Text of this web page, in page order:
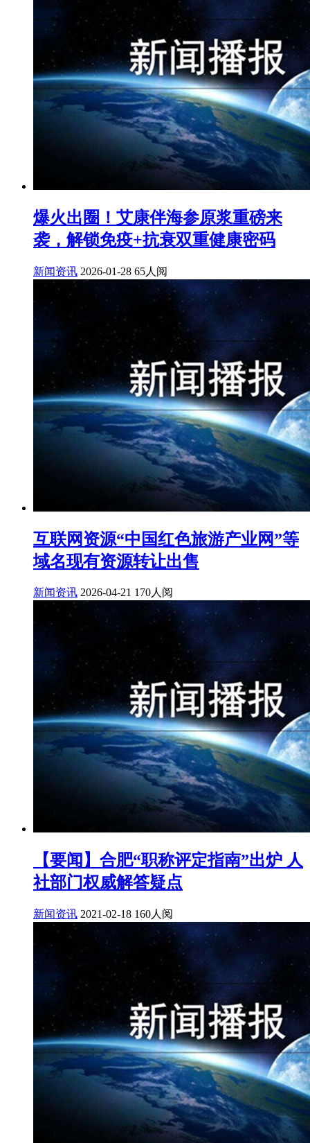
爆火出圈！艾康伴海参原浆重磅来
袭，解锁免疫+抗衰双重健康密码
新闻资讯 2026-01-28 65人阅
互联网资源“中国红色旅游产业网”等
域名现有资源转让出售
新闻资讯 2026-04-21 170人阅
【要闻】合肥“职称评定指南”出炉 人
社部门权威解答疑点
新闻资讯 2021-02-18 160人阅